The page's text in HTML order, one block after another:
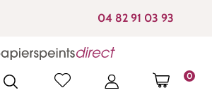
04 82 91 03 93
0
LE